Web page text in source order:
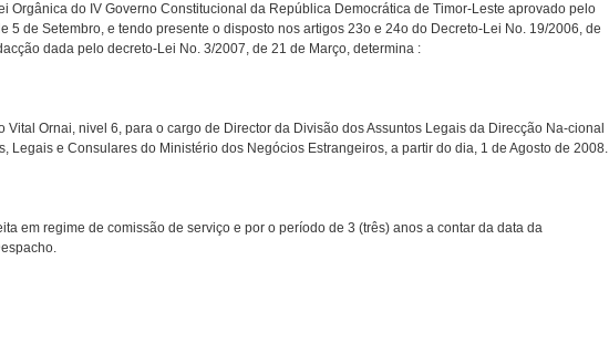
Orgânica do IV Governo Constitucional da República Democrática de Timor-Leste aprovado pelo
5 de Setembro, e tendo presente o disposto nos artigos 23o e 24o do Decreto-Lei No. 19/2006, de
dada pelo decreto-Lei No. 3/2007, de 21 de Março, determina :
Vital Ornai, nivel 6, para o cargo de Director da Divisão dos Assuntos Legais da Direcção Na-cional
Legais e Consulares do Ministério dos Negócios Estrangeiros, a partir do dia, 1 de Agosto de 2008.
em regime de comissão de serviço e por o período de 3 (três) anos a contar da data da